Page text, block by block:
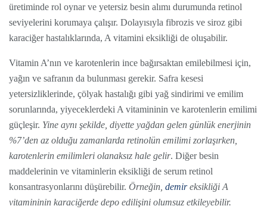
üretiminde rol oynar ve yetersiz besin alımı durumunda retinol
seviyelerini korumaya çalışır. Dolayısıyla fibrozis ve siroz gibi
karaciğer hastalıklarında, A vitamini eksikliği de oluşabilir.
Vitamin A’nın ve karotenlerin ince bağırsaktan emilebilmesi için,
yağın ve safranın da bulunması gerekir. Safra kesesi
yetersizliklerinde, çölyak hastalığı gibi yağ sindirimi ve emilim
sorunlarında, yiyeceklerdeki A vitamininin ve karotenlerin emilimi
güçleşir. Yine aynı şekilde, diyette yağdan gelen günlük enerjinin
%7’den az olduğu zamanlarda retinolün emilimi zorlaşırken,
karotenlerin emilimleri olanaksız hale gelir. Diğer besin
maddelerinin ve vitaminlerin eksikliği de serum retinol
konsantrasyonlarını düşürebilir. Örneğin, demireksikliği A
vitamininin karaciğerde depo edilişini olumsuz etkileyebilir.